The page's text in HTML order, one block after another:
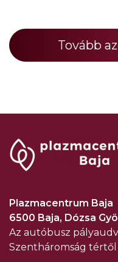
Tovább
Plazmacentrum Baja
6500 Baja, Dózsa
Az autóbusz
Szentháromság tértől